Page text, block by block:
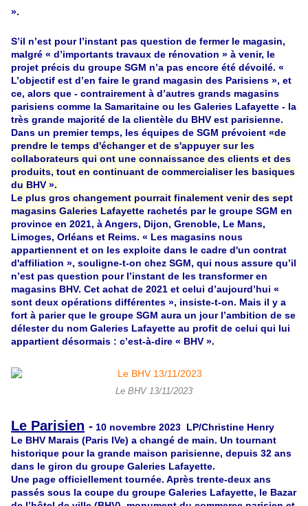
».
S’il n’est pour l’instant pas question de fermer le magasin,
malgré « d’importants travaux de rénovation » à venir, le
projet précis du groupe SGM n’a pas encore été dévoilé. «
L’objectif est d’en faire le grand magasin des Parisiens », et
ce, alors que - contrairement à d’autres grands magasins
parisiens comme la Samaritaine ou les Galeries Lafayette - la
très grande majorité de la clientèle du BHV est parisienne.
Dans un premier temps, les équipes de SGM prévoient «de
prendre le temps d'échanger et de s'appuyer sur les
collaborateurs qui ont une connaissance des clients et des
produits, tout en continuant de commercialiser les basiques
du BHV ».
Le plus gros changement pourrait finalement venir des sept
magasins Galeries Lafayette rachetés par le groupe SGM en
province en 2021, à Angers, Dijon, Grenoble, Le Mans,
Limoges, Orléans et Reims. « Les magasins nous
appartiennent et on les exploite dans le cadre d'un contrat
d'affiliation », souligne-t-on chez SGM, qui nous assure qu’il
n’est pas question pour l’instant de les transformer en
magasins BHV. Cet achat de 2021 et celui d’aujourd’hui «
sont deux opérations différentes », insiste-t-on. Mais il y a
fort à parier que le groupe SGM aura un jour l’ambition de se
délester du nom Galeries Lafayette au profit de celui qui lui
appartient désormais : c’est-à-dire « BHV ».
Le BHV 13/11/2023
Le Parisien - 10 novembre 2023 LP/Christine Henry
Le BHV Marais (Paris IVe) a changé de main. Un tournant
historique pour la grande maison parisienne, depuis 32 ans
dans le giron du groupe Galeries Lafayette.
Une page officiellement tournée. Après trente-deux ans
passés sous la coupe du groupe Galeries Lafayette, le Bazar